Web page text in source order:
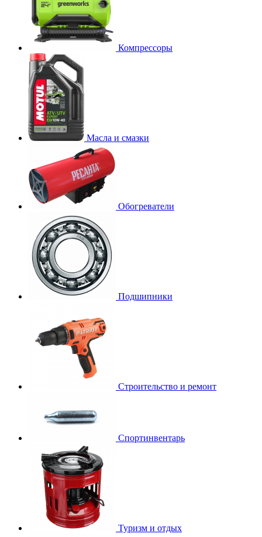
Компрессоры
Масла и смазки
Обогреватели
Подшипники
Строительство и ремонт
Спортинвентарь
Туризм и отдых